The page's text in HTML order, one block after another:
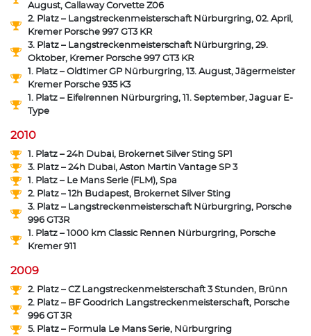
August, Callaway Corvette Z06
2. Platz – Langstreckenmeisterschaft Nürburgring, 02. April,
Kremer Porsche 997 GT3 KR
3. Platz – Langstreckenmeisterschaft Nürburgring, 29.
Oktober, Kremer Porsche 997 GT3 KR
1. Platz – Oldtimer GP Nürburgring, 13. August, Jägermeister
Kremer Porsche 935 K3
1. Platz – Eifelrennen Nürburgring, 11. September, Jaguar E-
Type
2010
1. Platz – 24h Dubai, Brokernet Silver Sting SP1
3. Platz – 24h Dubai, Aston Martin Vantage SP 3
1. Platz – Le Mans Serie (FLM), Spa
2. Platz – 12h Budapest, Brokernet Silver Sting
3. Platz – Langstreckenmeisterschaft Nürburgring, Porsche
996 GT3R
1. Platz – 1000 km Classic Rennen Nürburgring, Porsche
Kremer 911
2009
2. Platz – CZ Langstreckenmeisterschaft 3 Stunden, Brünn
2. Platz – BF Goodrich Langstreckenmeisterschaft, Porsche
996 GT 3R
5. Platz – Formula Le Mans Serie, Nürburgring